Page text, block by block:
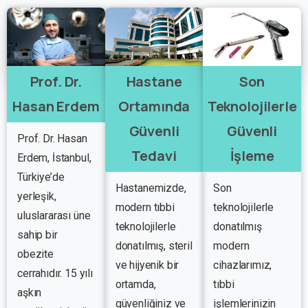
Prof. Dr.
Hasan Erdem
Prof. Dr. Hasan
Erdem, İstanbul,
Türkiye’de
yerleşik,
uluslararası üne
sahip bir
obezite
cerrahıdır. 15 yılı
aşkın
Hastane
Ortamında
Güvenli
Tedavi
Hastanemizde,
modern tıbbi
teknolojilerle
donatılmış, steril
ve hijyenik bir
ortamda,
güvenliğiniz ve
Son
Teknolojilerle
Güvenli
İşleme
Son
teknolojilerle
donatılmış
modern
cihazlarımız,
tıbbi
işlemlerinizin